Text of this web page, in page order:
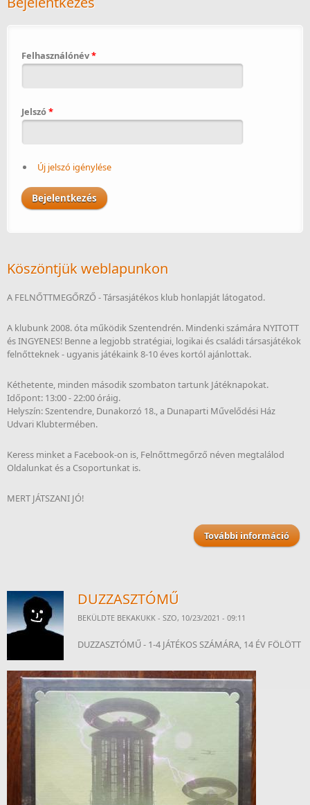
Felhasználónév*
Jelszó*
Új jelszó igénylése
Köszöntjük weblapunkon
A FELNŐTTMEGŐRZŐ - Társasjátékos klub honlapját látogatod.
A klubunk 2008. óta működik Szentendrén. Mindenki számára NYITOTT
és INGYENES! Benne a legjobb stratégiai, logikai és családi társasjátékok
felnőtteknek - ugyanis játékaink 8-10 éves kortól ajánlottak.
Kéthetente, minden második szombaton tartunk Játéknapokat.
Időpont: 13:00 - 22:00 óráig.
Helyszín: Szentendre, Dunakorzó 18., a Dunaparti Művelődési Ház
Udvari Klubtermében.
Keress minket a Facebook-on is, Felnőttmegőrző néven megtalálod
Oldalunkat és a Csoportunkat is.
MERT JÁTSZANI JÓ!
További információ
DUZZASZTÓMŰ
BEKÜLDTE BEKAKUKK - SZO, 10/23/2021 - 09:11
DUZZASZTÓMŰ - 1-4 JÁTÉKOS SZÁMÁRA, 14 ÉV FÖLÖTT